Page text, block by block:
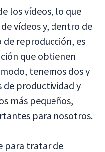
los vídeos, lo que
vídeos y, dentro de
de reproducción, es
que obtienen
tenemos dos y
de productividad y
más pequeños,
para nosotros.
para tratar de